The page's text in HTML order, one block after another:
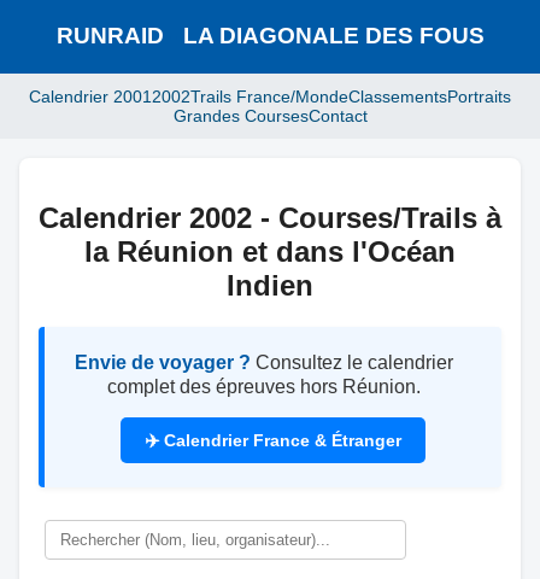
RUNRAID LA DIAGONALE DES FOUS
Calendrier 2001 2002Trails France/MondeClassementsPortraits
Grandes CoursesContact
Calendrier 2002 - Courses/Trails à
la Réunion et dans l'Océan
Indien
Envie de voyager ? Consultez le calendrier
complet des épreuves hors Réunion.
✈️ Calendrier France & Étranger